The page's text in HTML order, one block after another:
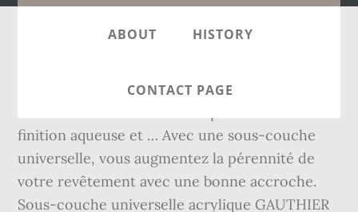
ABOUT HISTORY
CONTACT PAGE
Comparateur Ajouter à vos favoris. Attendre 2h
finition aqueuse et … Avec une sous-couche
universelle, vous augmentez la pérennité de
votre revêtement avec une bonne accroche.
Sous-couche universelle acrylique GAUTHIER